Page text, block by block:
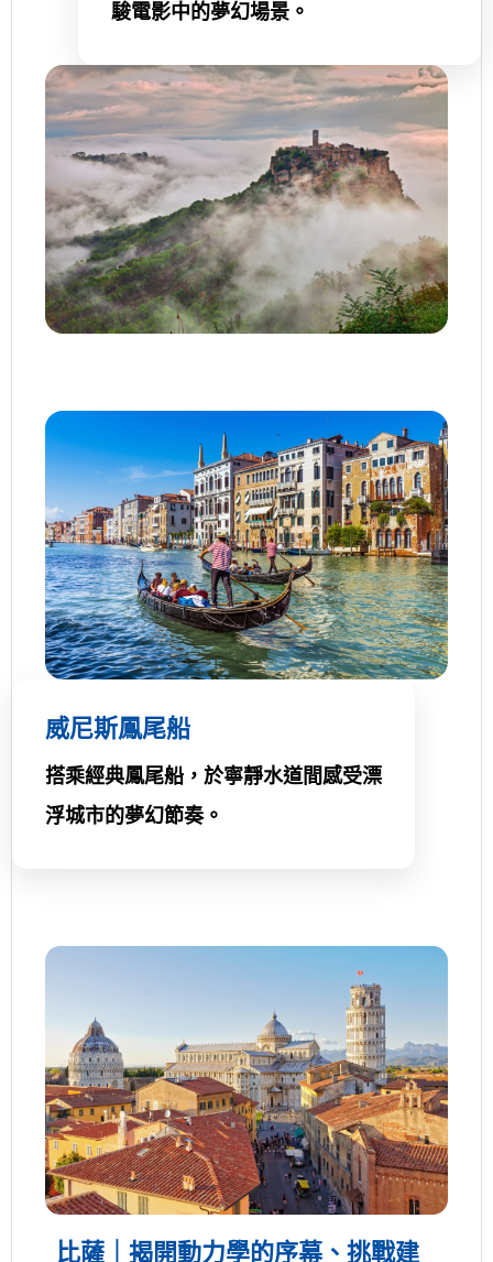
駿電影中的夢幻場景。
威尼斯鳳尾船
搭乘經典鳳尾船，於寧靜水道間感受漂
浮城市的夢幻節奏。
比薩｜揭開動力學的序幕、挑戰建